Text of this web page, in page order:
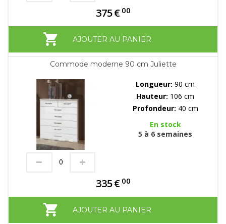
375€ 00
AJOUTER AU PANIER
Commode moderne 90 cm Juliette
Longueur: 90 cm
Hauteur: 106 cm
Profondeur: 40 cm
En stock
5 à 6 semaines
335€ 00
AJOUTER AU PANIER